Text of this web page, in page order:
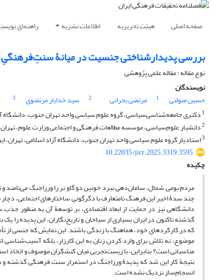
صفحه اصلی هیئت تحریریه اطلاعات نشریه راهنمای
بررسی پدیدارشناختی جنسیت در میانۀ
نوع مقاله : مقاله علمی پژوهشی
نویسندگان
حسین صولتی
1 مرتضی بحرانی 2 سید خدایار مرتضوی
3
1 دکتری جامعه‌شناسی‌سیاسی، گروه علوم سیاسی واحد تهران جنوب، دانشگاه
2دانشیار علوم‌سیاسی، موسسه مطالعات فرهنگی و اجتماعی وزارت علوم،
3استادیار گروه علوم سیاسی واحد تهران جنوب، دانشگاه آزاد اسلامی، تهران،
10.22035/jicr.2025.3319.3595
چکیده
مردم بومی شمال، سامان‌دهی نبرد خونین دو گاو نر را ورزاجنگ
چند سدۀ اخیر این فرهنگ نامتعارف با دگرگونیِ ساختارهای اجتماعی،
دانشگاهی نیز در حمایت از ابعاد اقتصادی، بر توسعۀ آن به منظور
گذشته تاکنون در ایران بسیاری از سیاحان و تاریخ‌نگاران، این پدیده را
که در کارکردهایِ خود، هماهنگ با زندگی باشند. این نمایش که جنسی از
موضوع، نه تلاش برای وارد کردن زنان به این کارزار، بلکه
مناسباتی است؟ بنابراین، با زیست‌تجربی میان کنشگران موصوف و
نتیجۀ کار این شد که پدیدۀ ورزاجنگ در استمرار سنت فرهنگی گذشته
انسجام‌ساز نزدیک نشده است.